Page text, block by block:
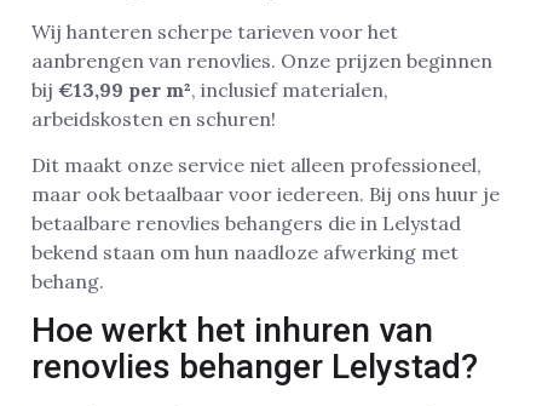
Wij hanteren scherpe tarieven voor het
aanbrengen van renovlies. Onze prijzen beginnen
bij €13,99 per m², inclusief materialen,
arbeidskosten en schuren!
Dit maakt onze service niet alleen professioneel,
maar ook betaalbaar voor iedereen. Bij ons huur je
betaalbare renovlies behangers die in Lelystad
bekend staan om hun naadloze afwerking met
behang.
Hoe werkt het inhuren van
renovlies behanger Lelystad?